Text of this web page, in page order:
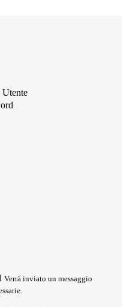
Utente
Verrà inviato un messaggio